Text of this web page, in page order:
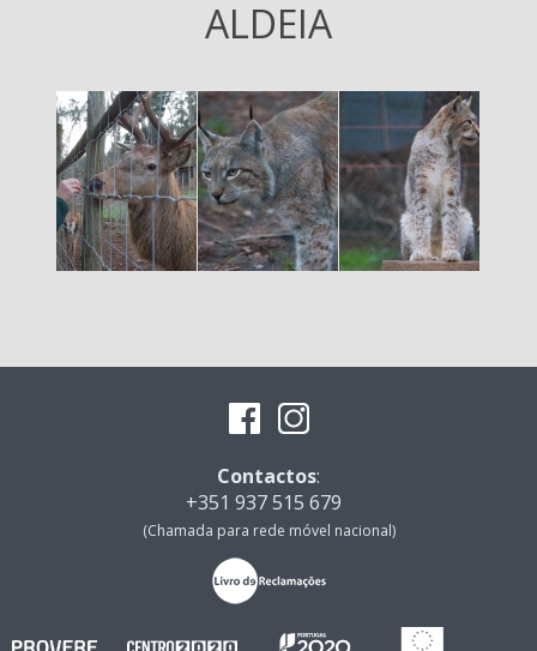
ALDEIA
Contactos:
+351 937 515 679
(Chamada para rede móvel nacional)